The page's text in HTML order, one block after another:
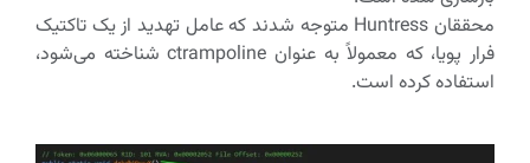
محققان Huntress متوجه شدند که عامل تهدید از یک تاکتیک
فرار پویا، که معمولاً به عنوان ctrampoline شناخته می‌شود،
استفاده کرده است.